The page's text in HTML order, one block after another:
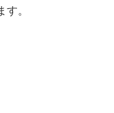
。